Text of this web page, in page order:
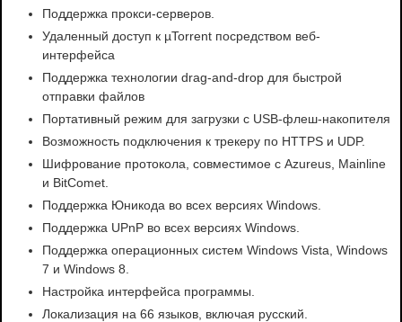
Поддержка прокси-серверов.
Удаленный доступ к µTorrent посредством веб-
интерфейса
Поддержка технологии drag-and-drop для быстрой
отправки файлов
Портативный режим для загрузки с USB-флеш-накопителя
Возможность подключения к трекеру по HTTPS и UDP.
Шифрование протокола, совместимое с Azureus, Mainline
и BitComet.
Поддержка Юникода во всех версиях Windows.
Поддержка UPnP во всех версиях Windows.
Поддержка операционных систем Windows Vista, Windows
7 и Windows 8.
Настройка интерфейса программы.
Локализация на 66 языков, включая русский.